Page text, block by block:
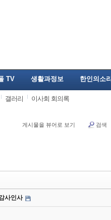
TV 생활과정보 한인의소리
갤러리 이사회 회의록
게시물을 뷰어로 보기 검색
사인사